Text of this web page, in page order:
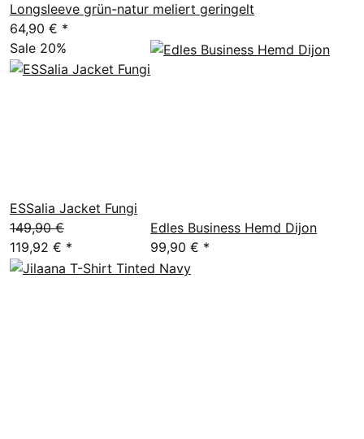
Longsleeve grün-natur meliert geringelt
64,90 € *
Sale 20%
ESSalia Jacket Fungi
149,90 €
119,92 € *
Edles Business Hemd Dijon
99,90 € *